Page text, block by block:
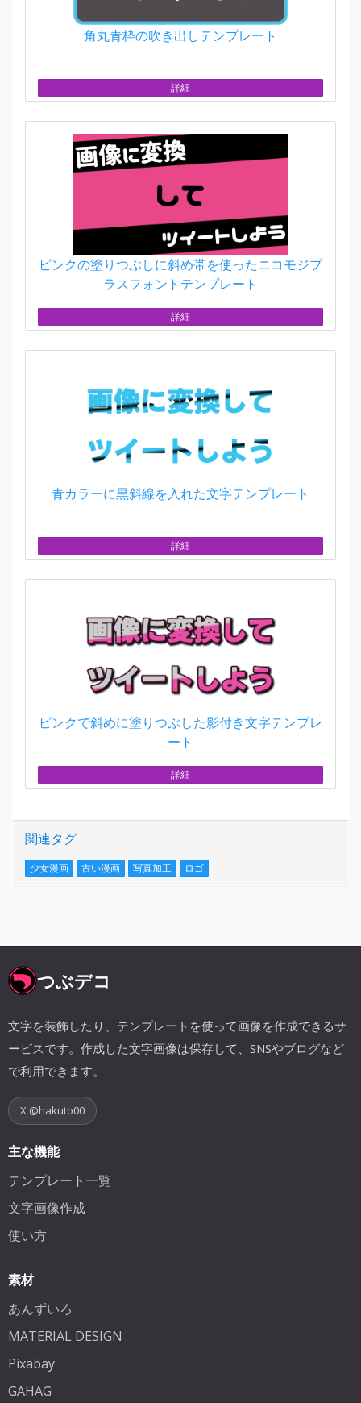
角丸青枠の吹き出しテンプレート
詳細
ピンクの塗りつぶしに斜め帯を使ったニコモジプ
ラスフォントテンプレート
詳細
青カラーに黒斜線を入れた文字テンプレート
詳細
ピンクで斜めに塗りつぶした影付き文字テンプレ
ート
詳細
関連タグ
少女漫画 古い漫画 写真加工 ロゴ
つぶデコ
文字を装飾したり、テンプレートを使って画像を作成できるサ
ービスです。作成した文字画像は保存して、SNSやブログなど
で利用できます。
X @hakuto00
主な機能
テンプレート一覧
文字画像作成
使い方
素材
あんずいろ
MATERIAL DESIGN
Pixabay
GAHAG